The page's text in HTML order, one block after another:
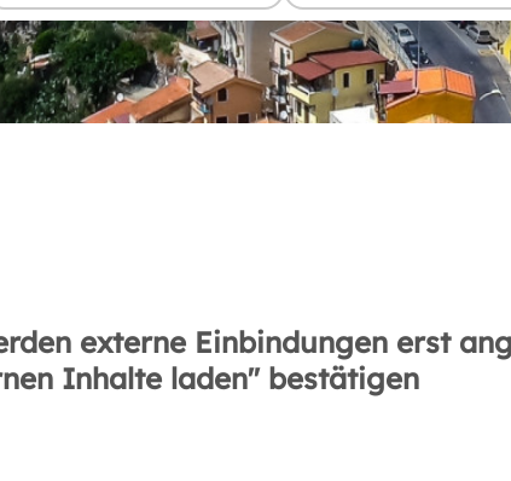
externe Einbindungen erst
Inhalte laden" bestätigen